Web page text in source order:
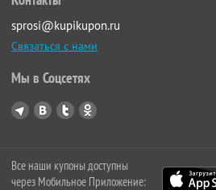
sprosi@kupikupon.ru
Связаться с нами
Мы в Соцсетях
Все наши купоны доступны
через Мобильное Приложение: